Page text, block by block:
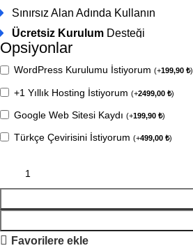
Sınırsız Alan Adında Kullanın
Ücretsiz Kurulum Desteği
Opsiyonlar
WordPress Kurulumu İstiyorum(+199,90₺)
+1 Yıllık Hosting İstiyorum(+2499,00₺)
Google Web Sitesi Kaydı(+199,90₺)
Türkçe Çevirisini İstiyorum(+499,00₺)
Favorilere ekle